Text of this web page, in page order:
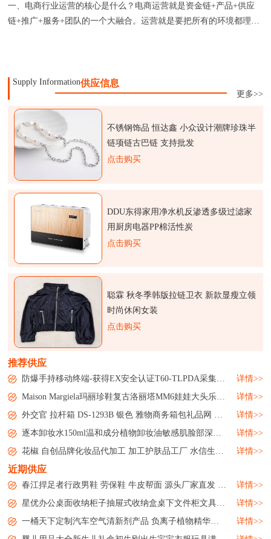
一、电商行业运营的核心是什么？电商运营就是资金链+产品+供应
链+推广+服务+团队的一个大融合。运营就是要把所有的环境都理
Supply Information供应信息
更多>>
不锈钢饰品 恒达鑫 小众设计潮牌珍珠半
链项链古巴链 支持批发
点击购买
DDU东得家用净水机反渗透多级过滤家
用厨房电器PP棉活性炭
点击购买
聪霖 秋冬季韩版拉链卫衣 新款显瘦立领
时尚休闲女装
点击购买
推荐供应
防爆手持移动终端-获得EX安全认证T60-TLPDA采集器手机...
详情>>
Maison Margiela玛丽珍鞋复古洛丽塔MM6娃娃大头乐福皮鞋女鞋...
详情>>
外交官 拉杆箱 DS-1293B 银色 雅物商务箱包礼品网 MY-WJG-Y-13...
详情>>
逐本卸妆水150ml温和成分植物卸妆油敏感肌脸部深层清洁微商洗护...
详情>>
花椒 自创品牌化妆品代加工 加工护肤品工厂 水信生物...
详情>>
近期供应
春江捍足者行政男鞋 劳保鞋 牛皮帮面 源头厂家直发 批发零售...
详情>>
星优办公桌面收纳柜子抽屉式收纳盒桌下文件柜文具用品储物整理箱...
详情>>
一桶天下定制汽车空气清新剂产品 负离子植物精华素除味剂...
详情>>